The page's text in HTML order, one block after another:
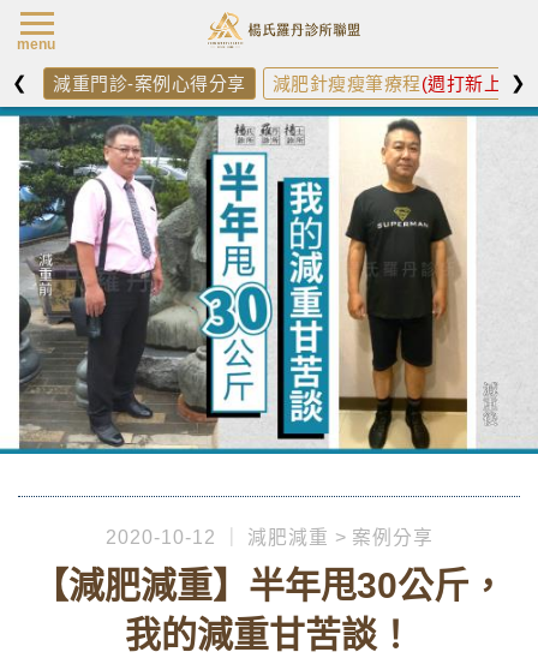
❮ 減重門診-案例心得分享 減肥針瘦瘦筆療程(週打新上架)
❯
2020-10-12 減肥減重 案例分享
【減肥減重】半年甩30公斤，
我的減重甘苦談！
menu